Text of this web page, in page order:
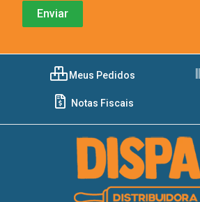
Meus Pedidos
Notas Fiscais